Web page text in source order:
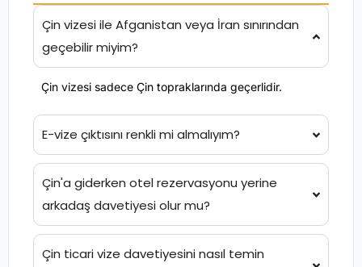
Çin vizesi ile Afganistan veya İran sınırından
geçebilir miyim?
Çin vizesi sadece Çin topraklarında geçerlidir.
E-vize çıktısını renkli mi almalıyım?
Çin'a giderken otel rezervasyonu yerine
arkadaş davetiyesi olur mu?
Çin ticari vize davetiyesini nasıl temin